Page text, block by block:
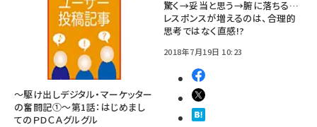
～駆け出しデジタル・マーケッター
の奮闘記①～第1話：はじめまし
てのＰＤＣＡグルグル
驚く→妥当と思う→腑に落ちる…
レスポンスが増えるのは、合理的
思考ではなく直感!?
2018年7月19日 10:23